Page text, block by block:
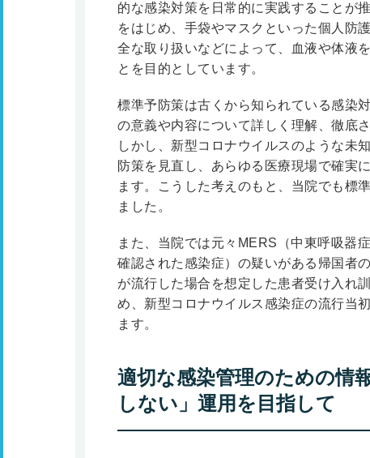
的な感染対策を日常的に実践することが
をはじめ、手袋やマスクといった個人防
全な取り扱いなどによって、血液や体液
とを目的としています。
標準予防策は古くから知られている感染
の意義や内容について詳しく理解、徹底
しかし、新型コロナウイルスのような未
防策を見直し、あらゆる医療現場で確実
ます。こうした考えのもと、当院でも標
ました。
また、当院では元々MERS（中東呼吸器
確認された感染症）の疑いがある帰国者
が流行した場合を想定した患者受け入れ
め、新型コロナウイルス感染症の流行当
ます。
適切な感染管理のための情
しない」運用を目指して